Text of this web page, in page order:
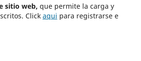
sitio web, que permite la carga y
Click aqui para registrarse e